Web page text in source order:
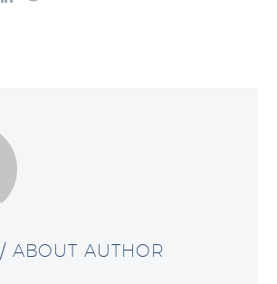
/ ABOUT AUTHOR